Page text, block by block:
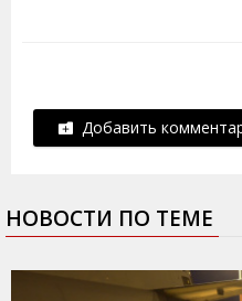
Добавить
НОВОСТИ ПО ТЕМЕ